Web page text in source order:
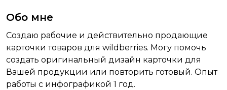
Обо мне
Создаю рабочие и действительно продающие
карточки товаров для wildberries. Могу помочь
создать оригинальный дизайн карточки для
Вашей продукции или повторить готовый. Опыт
работы с инфографикой 1 год.